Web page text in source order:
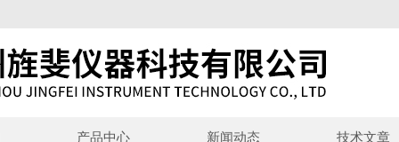
产品中心 新闻动态 技术文章